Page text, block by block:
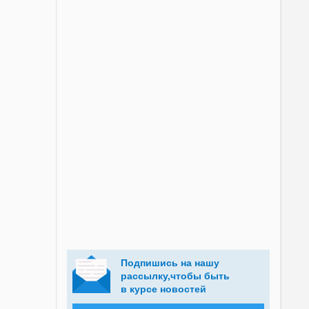
Подпишись на нашу
рассылку,чтобы быть
в курсе новостей